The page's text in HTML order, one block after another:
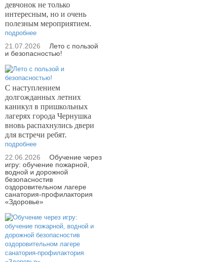
девчонок не только
интересным, но и очень
полезным мероприятием.
подробнее
21.07.2026
Лето с пользой
и безопасностью!
С наступлением
долгожданных летних
каникул в пришкольных
лагерях города Чернушка
вновь распахнулись двери
для встречи ребят.
подробнее
22.06.2026
Обучение через
игру: обучение пожарной,
водной и дорожной
безопасностив
оздоровительном лагере
санатория-профилактория
«Здоровье»